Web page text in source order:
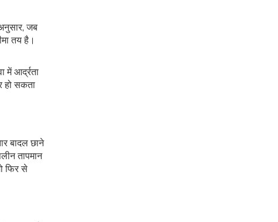
जब
तय है।
में आर्द्रता
हो सकता
बादल छाने
तापमान
फिर से